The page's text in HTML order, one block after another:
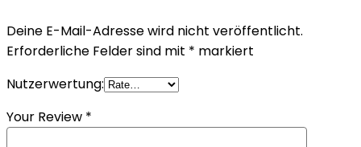
Deine E-Mail-Adresse wird nicht veröffentlicht.
Erforderliche Felder sind mit * markiert
Nutzerwertung:
Your Review *